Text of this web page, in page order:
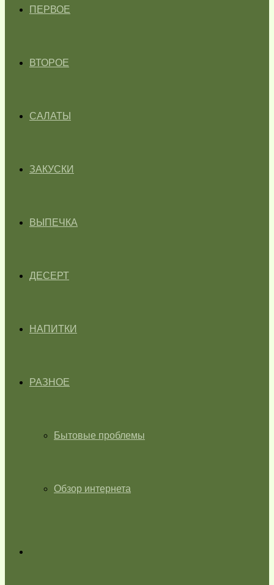
ПЕРВОЕ
ВТОРОЕ
САЛАТЫ
ЗАКУСКИ
ВЫПЕЧКА
ДЕСЕРТ
НАПИТКИ
РАЗНОЕ
Бытовые проблемы
Обзор интернета